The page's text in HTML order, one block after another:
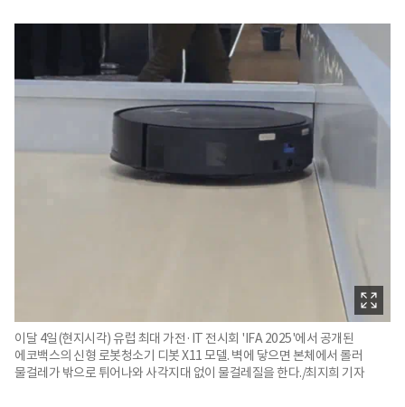
이달 4일(현지시각) 유럽 최대 가전·IT 전시회 'IFA 2025'에서 공개된
에코백스의 신형 로봇청소기 디봇 X11 모델. 벽에 닿으면 본체에서 롤러
물걸레가 밖으로 튀어나와 사각지대 없이 물걸레질을 한다./최지희 기자